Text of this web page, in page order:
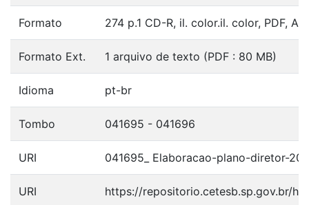
Formato 274 p.1 CD-R, il. color.il. color, PDF,
Formato Ext. 1 arquivo de texto (PDF : 80 MB)
Idioma pt-br
Tombo 041695 - 041696
URI 041695_ Elaboracao-plano-diretor-
URI https://repositorio.cetesb.sp.gov.br/